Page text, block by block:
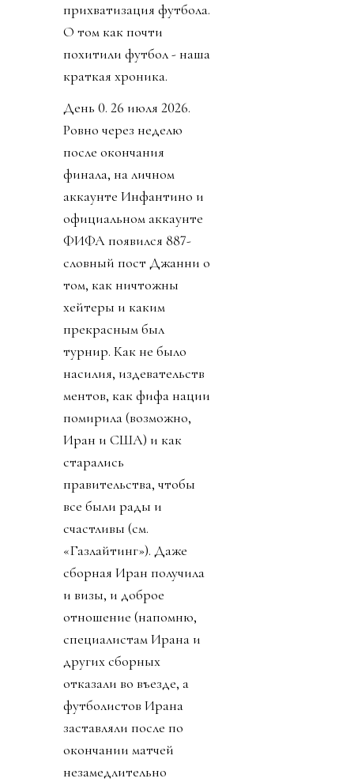
прихватизация футбола.
О том как почти
похитили футбол - наша
краткая хроника.
День 0. 26 июля 2026.
Ровно через неделю
после окончания
финала, на личном
аккаунте Инфантино и
официальном аккаунте
ФИФА появился 887-
словный пост Джанни о
том, как ничтожны
хейтеры и каким
прекрасным был
турнир. Как не было
насилия, издевательств
ментов, как фифа нации
помирила (возможно,
Иран и США) и как
старались
правительства, чтобы
все были рады и
счастливы (см.
«Газлайтинг»). Даже
сборная Иран получила
и визы, и доброе
отношение (напомню,
специалистам Ирана и
других сборных
отказали во въезде, а
футболистов Ирана
заставляли после по
окончании матчей
незамедлительно